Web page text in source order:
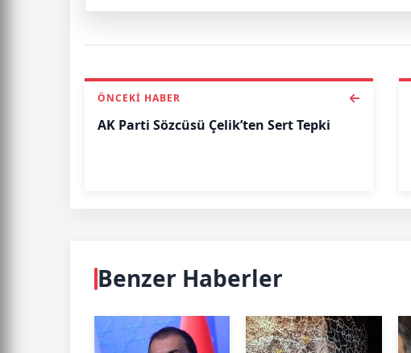
ÖNCEKI HABER
AK Parti Sözcüsü Çelik’ten Sert Tepki
Benzer Haberler